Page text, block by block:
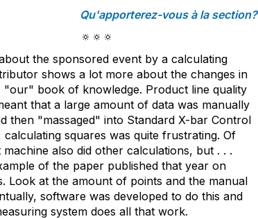
Qu'apporterez-vous à la section?
🔅🔅🔅
the sponsored event by a calculating
shows a lot more about the changes in
book of knowledge. Product line quality
that a large amount of data was manually
then "massaged" into Standard X-bar Control
calculating squares was quite frustrating. Of
also did other calculations, but . . .
of the paper published that year on
Look at the amount of points and the manual
software was developed to do this and
system does all that work.